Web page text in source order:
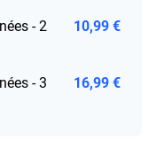
- 2
10,99 €
- 3
16,99 €